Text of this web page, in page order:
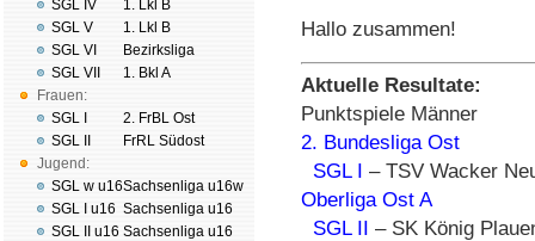
SGL IV
SGL V
SGL VI
SGL VII
Frauen:
SGL I
SGL II
Jugend:
SGL w u16
SGL I u16
SGL II u16
1. Lkl B
1. Lkl B
Bezirksliga
1. Bkl A
2. FrBL Ost
FrRL Südost
Sachsenliga u16w
Sachsenliga u16
Sachsenliga u16
Hallo zusammen!
Aktuelle Resultate:
Punktspiele Männer
2. Bundesliga Ost
SGL I – TSV Wacker
Oberliga Ost A
SGL II – SK König